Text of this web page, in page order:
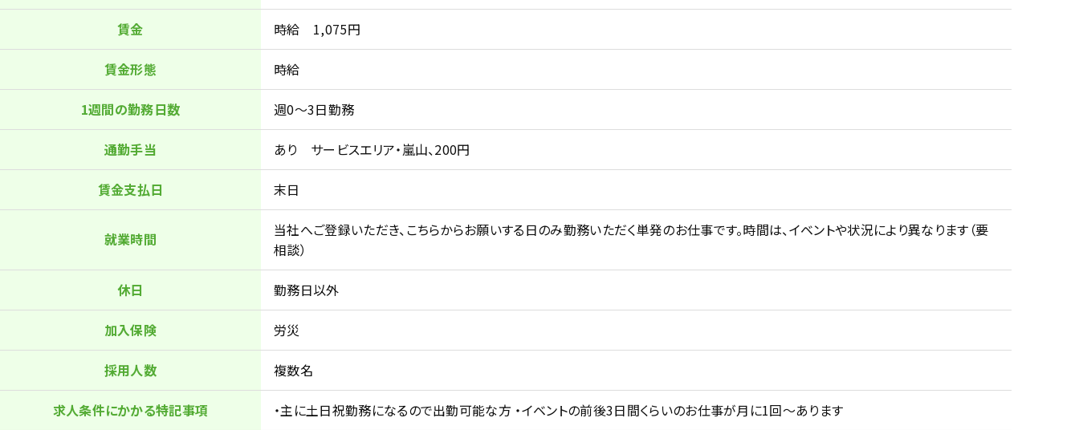
賃金 時給 1,075円
賃金形態 時給
1週間の勤務日数 週0〜3日勤務
通勤手当 あり サービスエリア・嵐山、200円
賃金支払日 末日
就業時間
当社へご登録いただき、こちらからお願いする日のみ勤務いただく単発のお仕事です。時間は、イベントや状況により異なります（要
相談）
休日 勤務日以外
加入保険 労災
採用人数 複数名
求人条件にかかる特記事項 ・主に土日祝勤務になるので出勤可能な方 ・イベントの前後3日間くらいのお仕事が月に1回～あります